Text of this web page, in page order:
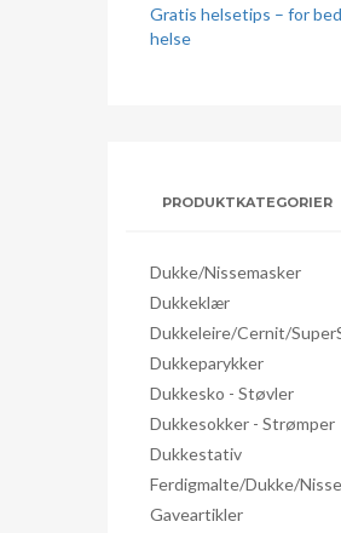
Gratis helsetips – for
helse
PRODUKTKATEGORIER
Dukke/nissemasker
Dukkeklær
Dukkeleire/Cernit/
Dukkeparykker
Dukkesko - Støvler
Dukkesokker - Strømper
Dukkestativ
Ferdigmalte/dukke/
Gaveartikler